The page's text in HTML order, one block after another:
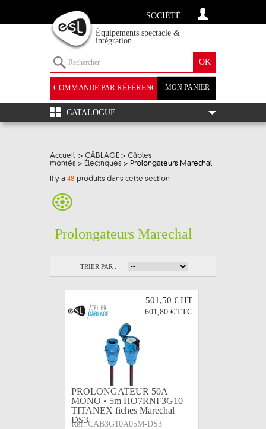
SOCIÉTÉ
Équipements spectacle &
intégration
MON PANIER
COMMANDE PAR RÉFÉRENCE
+
CATALOGUE
Accueil > CÂBLAGE > Câbles
montés > Électriques > Prolongateurs Marechal
Il y a 48 produits dans cette section
Prolongateurs Marechal
TRIER PAR :
501,50 €HT
601,80 € TTC
PROLONGATEUR 50A
MONO • 5m HO7RNF3G10
TITANEX fiches Marechal
DS3
Réf: CAB3G10A05M-DS3